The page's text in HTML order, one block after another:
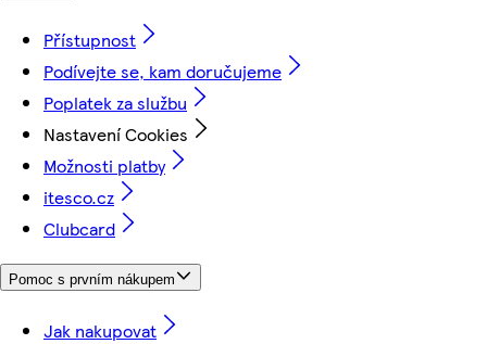
Přístupnost
Podívejte se, kam doručujeme
Poplatek za službu
Nastavení Cookies
Možnosti platby
itesco.cz
Clubcard
Pomoc s prvním nákupem
Jak nakupovat